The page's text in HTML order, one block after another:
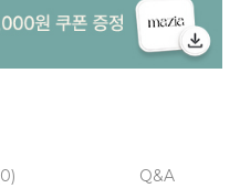
0 Q&A